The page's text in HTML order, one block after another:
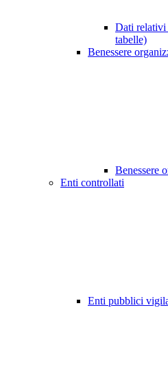
Dati relativi
tabelle)
Benessere
Benessere
Enti controllati
Enti pubblici